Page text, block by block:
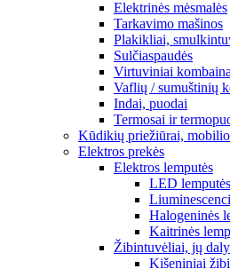
Elektrinės mėsmalės
Tarkavimo mašinos
Plakikliai,
Sulčiaspaudės
Virtuviniai
Vaflių / sumuštinių
Indai, puodai
Termosai ir
Kūdikių priežiūrai,
Elektros prekės
Elektros lemputės
LED lemputės
Halogeninės
Kaitrinės
Žibintuvėliai, jų
Kišeniniai